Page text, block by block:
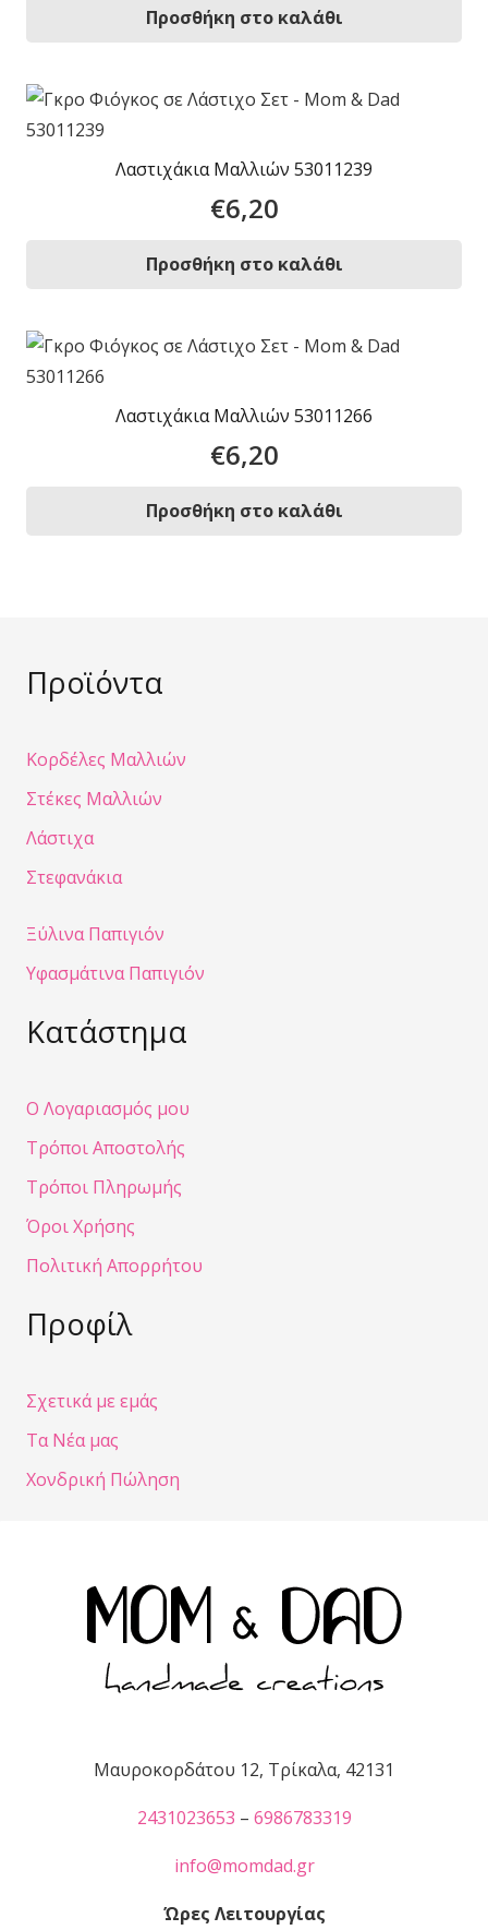
Προσθήκη στο καλάθι
Λαστιχάκια Μαλλιών 53011239
€6,20
Προσθήκη στο καλάθι
Λαστιχάκια Μαλλιών 53011266
€6,20
Προσθήκη στο καλάθι
Προϊόντα
Κορδέλες Μαλλιών
Στέκες Μαλλιών
Λάστιχα
Στεφανάκια
Ξύλινα Παπιγιόν
Υφασμάτινα Παπιγιόν
Κατάστημα
Ο Λογαριασμός μου
Τρόποι Αποστολής
Τρόποι Πληρωμής
Όροι Χρήσης
Πολιτική Απορρήτου
Προφίλ
Σχετικά με εμάς
Τα Νέα μας
Χονδρική Πώληση
Μαυροκορδάτου 12, Τρίκαλα, 42131
2431023653 – 6986783319
info@momdad.gr
Ώρες Λειτουργίας